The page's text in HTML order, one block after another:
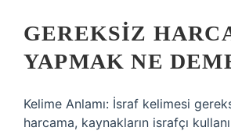
GEREKSIZ
YAPMAK NE
Kelime Anlamı: İsraf kelimesi
harcama, kaynakların israfçı